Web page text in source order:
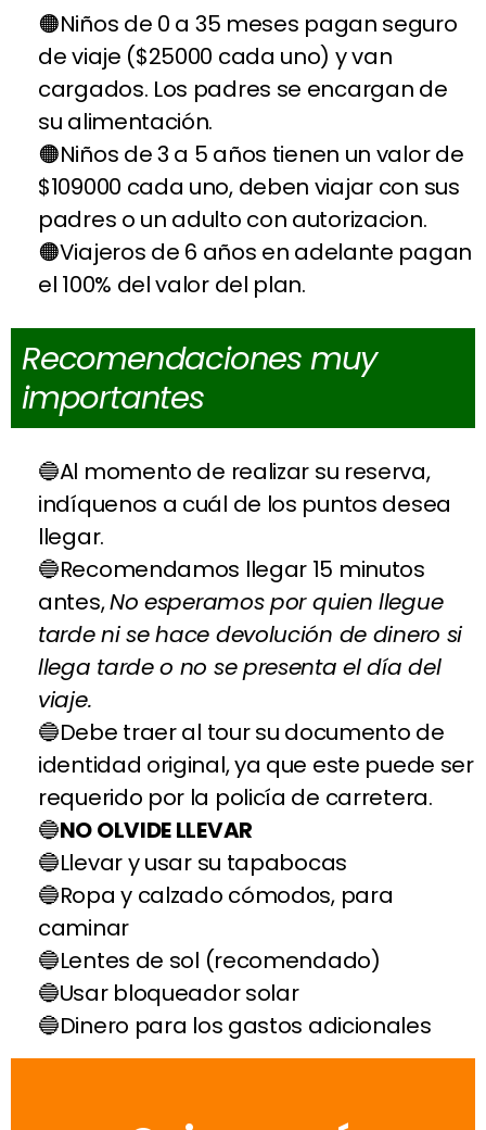
Niños de 0 a 35 meses pagan seguro
de viaje ($25000 cada uno) y van
cargados. Los padres se encargan de
su alimentación.
Niños de 3 a 5 años tienen un valor de
$109000 cada uno, deben viajar con sus
padres o un adulto con autorizacion.
Viajeros de 6 años en adelante pagan
el 100% del valor del plan.
Recomendaciones muy
importantes
Al momento de realizar su reserva,
indíquenos a cuál de los puntos desea
llegar.
Recomendamos llegar 15 minutos
antes,No esperamos por quien llegue
tarde ni se hace devolución de dinero si
llega tarde o no se presenta el día del
viaje.
Debe traer al tour su documento de
identidad original, ya que este puede ser
requerido por la policía de carretera.
NO OLVIDE LLEVAR
Llevar y usar su tapabocas
Ropa y calzado cómodos, para
caminar
Lentes de sol (recomendado)
Usar bloqueador solar
Dinero para los gastos adicionales